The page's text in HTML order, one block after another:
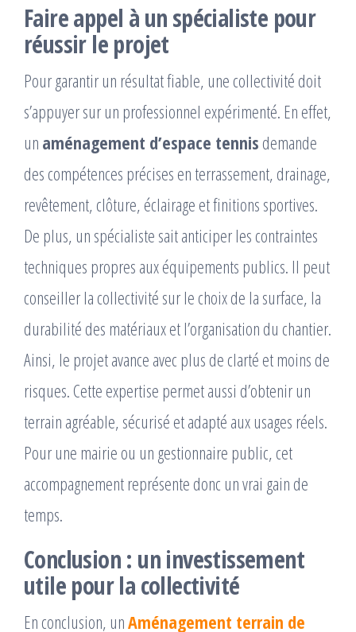
Faire appel à un spécialiste pour
réussir le projet
Pour garantir un résultat fiable, une collectivité doit
s’appuyer sur un professionnel expérimenté. En effet,
un aménagement d’espace tennis demande
des compétences précises en terrassement, drainage,
revêtement, clôture, éclairage et finitions sportives.
De plus, un spécialiste sait anticiper les contraintes
techniques propres aux équipements publics. Il peut
conseiller la collectivité sur le choix de la surface, la
durabilité des matériaux et l’organisation du chantier.
Ainsi, le projet avance avec plus de clarté et moins de
risques. Cette expertise permet aussi d’obtenir un
terrain agréable, sécurisé et adapté aux usages réels.
Pour une mairie ou un gestionnaire public, cet
accompagnement représente donc un vrai gain de
temps.
Conclusion : un investissement
utile pour la collectivité
En conclusion, unAménagement terrain de